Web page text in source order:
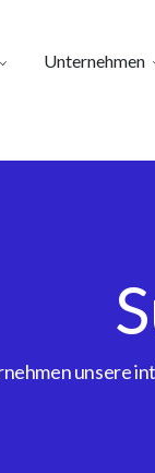
Unternehmen
unsere